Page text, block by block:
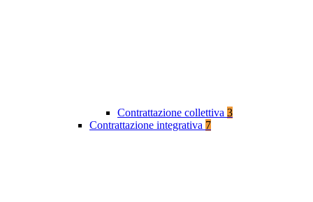
Contrattazione collettiva 3
Contrattazione integrativa 7